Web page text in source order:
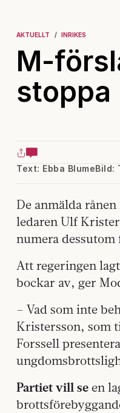
AKTUELLT INRIKES
M-
stoppa
Text: Ebba BlumeBild:
De anmälda
ledaren Ulf
numera
Att regeringen
bockar av, ger
– Vad som inte
Kristersson, som
Forssell
Partiet vill se en